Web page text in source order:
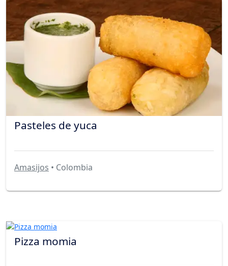
Pasteles de yuca
Amasijos • Colombia
Pizza momia